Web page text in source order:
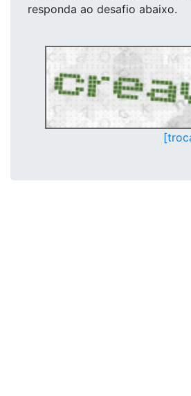
responda ao desafio abaixo.